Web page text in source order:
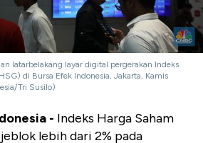
latarbelakang layar digital pergerakan Indeks
di Bursa Efek Indonesia, Jakarta, Kamis
Tri Susilo)
- Indeks Harga Saham
lebih dari 2% pada